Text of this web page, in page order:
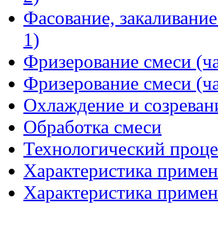
Фасование,
1)
Фризерование смеси
Фризерование смеси
Охлаждение и
Обработка смеси
Технологический
Характеристика
Характеристика